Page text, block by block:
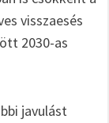
visszaesés
2030-as
javulást